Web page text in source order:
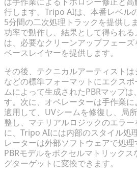
行します。Tripo AIは、本番レベル
5分間の二次処理トラックを提供し
功率で動作し、結果として得られ
は、必要なクリーンアップフェー
ベースレイヤーを提供します。
その後、テクニカルアーティスト
などの標準フォーマットにエクス
ムによって生成されたPBRマップは
す。次に、オペレーターは手作業
適用して、UVシームを修復し、局
整し、マテリアルロジックのエラ
に、Tripo AIには内部のスタイル処
レーターは外部ソフトウェアで処
PBRモデルをボクセルマトリック
グターゲットに変換できます。